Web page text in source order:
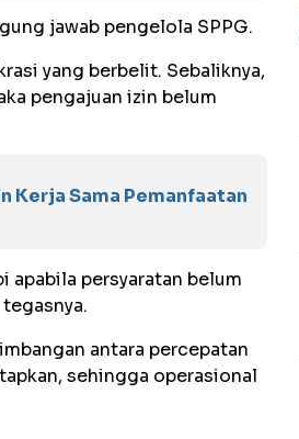
jawab pengelola SPPG.
yang berbelit. Sebaliknya,
pengajuan izin belum
Kerja Sama Pemanfaatan
apabila persyaratan belum
antara percepatan
sehingga operasional